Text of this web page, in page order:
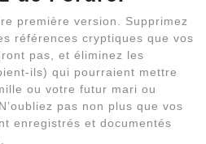
première version. Supprimez
références cryptiques que vos
pas, et éliminez les
ils) qui pourraient mettre
ou votre futur mari ou
pas non plus que vos
enregistrés et documentés